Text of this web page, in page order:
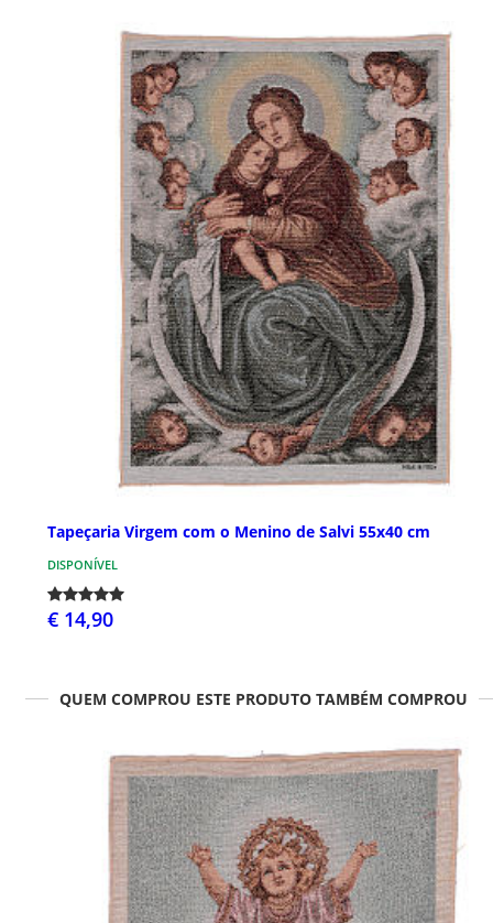
Tapeçaria Virgem com o Menino de Salvi 55x40 cm
DISPONÍVEL
€ 14,90
QUEM COMPROU ESTE PRODUTO TAMBÉM COMPROU